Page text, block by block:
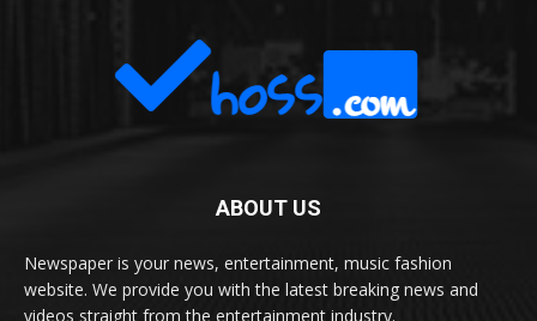
ABOUT US
Newspaper is your news, entertainment, music fashion
website. We provide you with the latest breaking news and
videos straight from the entertainment industry.